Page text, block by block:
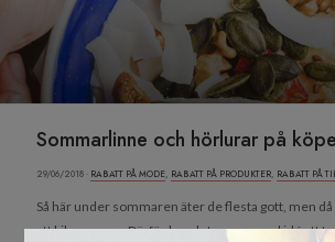
Sommarlinne och hörlurar på
29/06/2018 · RABATT PÅ MODE, RABATT PÅ PRODUKTER, RABATT PÅ
Så här under sommaren äter de flesta gott, men
att kilona rusar. Därför kan det vara en god idé att